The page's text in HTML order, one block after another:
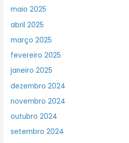
maio 2025
abril 2025
março 2025
fevereiro 2025
janeiro 2025
dezembro 2024
novembro 2024
outubro 2024
setembro 2024